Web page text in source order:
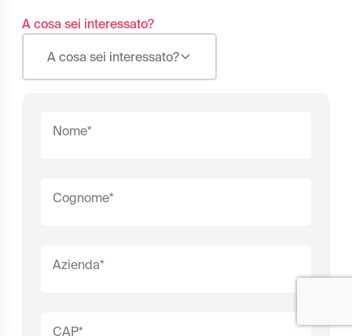
A cosa sei interessato?
A cosa sei interessato?
Nome*
Cognome*
Azienda*
CAP*